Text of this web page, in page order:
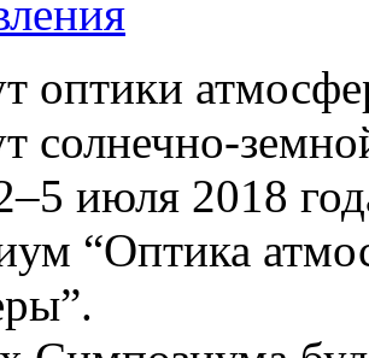
оптики
солнечно-
июля 2018
“Оптика